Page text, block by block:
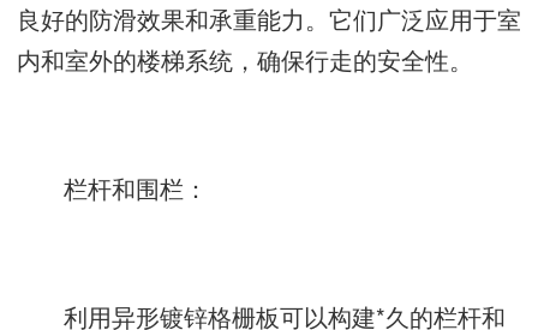
良好的防滑效果和承重能力。它们广泛应用于室
内和室外的楼梯系统，确保行走的安全性。
栏杆和围栏：
利用异形镀锌格栅板可以构建*久的栏杆和